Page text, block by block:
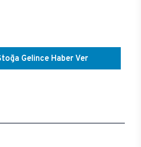
Gelince Haber Ver